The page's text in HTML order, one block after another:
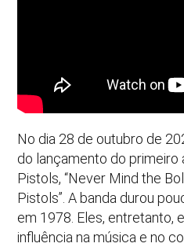
No dia 28 de outubro de
do lançamento do primeiro
Pistols, “Never Mind the
Pistols”. A banda durou
em 1978. Eles, entretanto,
influência na música e no